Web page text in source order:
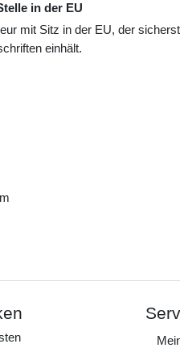
in der EU
mit Sitz in der EU, der
einhält.